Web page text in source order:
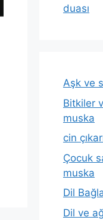
duası
Aşk ve
Bitkiler
muska
cin
Çocuk
muska
Dil
Dil ve